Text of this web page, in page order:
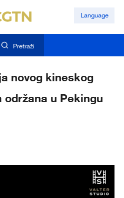
Language
Pretraži
novog kineskog
u Pekingu